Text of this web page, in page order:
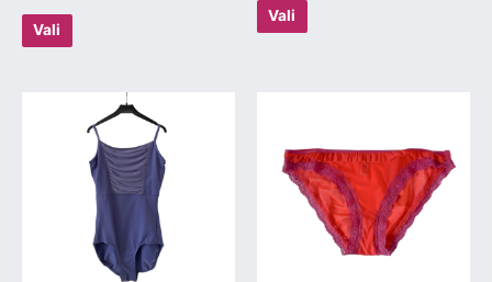
Vali
Vali
tootel
mitu
varianti.
Valikuid
saab
on
mitu
varianti.
Valikuid